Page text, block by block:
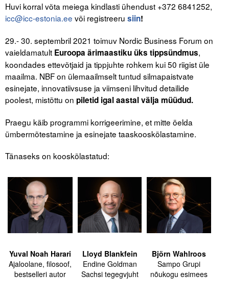
Huvi korral võta meiega kindlasti ühendust +372 6841252,
icc@icc-estonia.ee või registreeru siin!
29.- 30. septembril 2021 toimuv Nordic Business Forum on
vaieldamatult Euroopa ärimaastiku üks tippsündmus,
koondades ettevõtjaid ja tippjuhte rohkem kui 50 riigist üle
maailma. NBF on ülemaailmselt tuntud silmapaistvate
esinejate, innovatiivsuse ja viimseni lihvitud detailide
poolest, mistõttu on piletid igal aastal välja müüdud.
Praegu käib programmi korrigeerimine, et mitte öelda
ümbermõtestamine ja esinejate taaskooskõlastamine.
Tänaseks on kooskõlastatud:
Yuval Noah Harari
Ajaloolane, filosoof,
bestselleri autor
Lloyd Blankfein
Endine Goldman
Sachsi tegegvjuht
Björn Wahlroos
Sampo Grupi
nõukogu esimees